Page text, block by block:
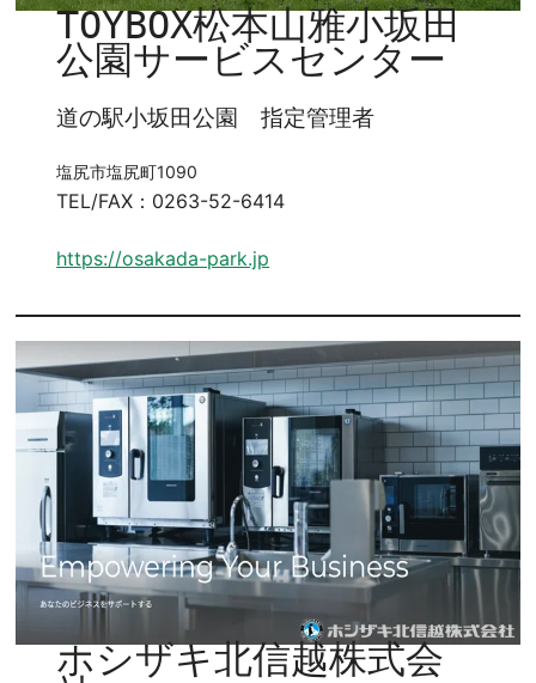
TOYBOX松本山雅小坂田
公園サービスセンター
道の駅小坂田公園 指定管理者
塩尻市塩尻町1090
TEL/FAX：0263-52-6414
https://osakada-park.jp
ホシザキ北信越株式会